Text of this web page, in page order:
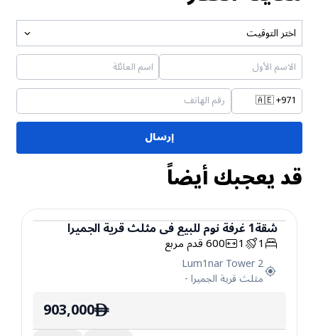
اختر التوقيت
🇦🇪+971
إرسال
قد يعجبك أيضاً
شقة
شقة1غرفة نومللبيعفيمثلث قرية الجميرا
1
1
600قدم مربع
Lum1nar Tower 2
مثلث قرية الجميرا-
ê
903,000